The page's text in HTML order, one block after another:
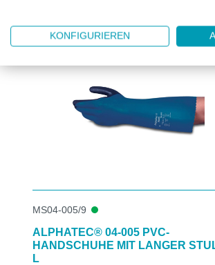
Produktgalerie überspringen
MS04-005/9
ALPHATEC® 04-005 PVC-
HANDSCHUHE MIT LANGER
L
KONFIGURIEREN